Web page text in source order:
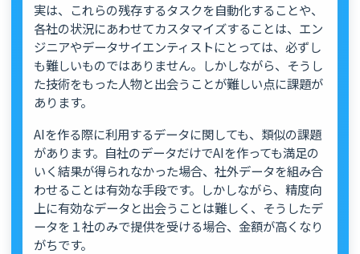
実は、これらの残存するタスクを自動化することや、
各社の状況にあわせてカスタマイズすることは、エン
ジニアやデータサイエンティストにとっては、必ずし
も難しいものではありません。しかしながら、そうし
た技術をもった人物と出会うことが難しい点に課題が
あります。
AIを作る際に利用するデータに関しても、類似の課題
があります。自社のデータだけでAIを作っても満足の
いく結果が得られなかった場合、社外データを組み合
わせることは有効な手段です。しかしながら、精度向
上に有効なデータと出会うことは難しく、そうしたデ
ータを１社のみで提供を受ける場合、金額が高くなり
がちです。